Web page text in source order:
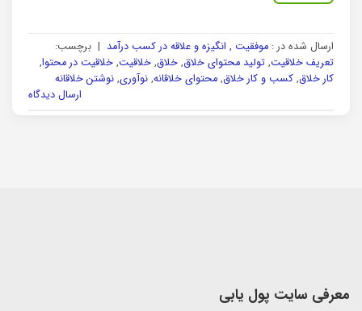
ارسال شده در : موفقیت , انگیزه و علاقه در کسب درآمد | برچسب:
تعریف خلاقیت, تولید محتوای خلاق, خلاق, خلاقیت, خلاقیت در محتوا,
کار خلاق, کسب و کار خلاق, محتوای خلاقانه, نوآوری, نوشتن خلاقانه
ارسال دیدگاه
معرفی سایت پول یابی